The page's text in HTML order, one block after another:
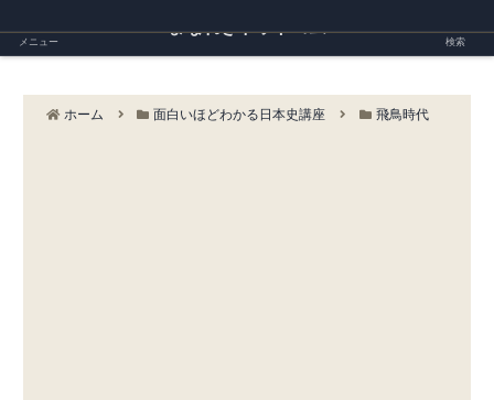
ホーム 面白いほどわかる日本史講座 飛鳥時代
メニュー 検索